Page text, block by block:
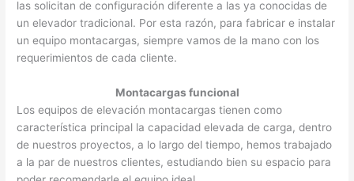
las solicitan de configuración diferente a las ya conocidas de
un elevador tradicional. Por esta razón, para fabricar e instalar
un equipo montacargas, siempre vamos de la mano con los
requerimientos de cada cliente.
Montacargas funcional
Los equipos de elevación montacargas tienen como
característica principal la capacidad elevada de carga, dentro
de nuestros proyectos, a lo largo del tiempo, hemos trabajado
a la par de nuestros clientes, estudiando bien su espacio para